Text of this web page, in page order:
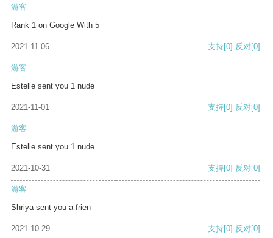
游客
Rank 1 on Google With 5
2021-11-06 支持[0] 反对[0]
游客
Estelle sent you 1 nude
2021-11-01 支持[0] 反对[0]
游客
Estelle sent you 1 nude
2021-10-31 支持[0] 反对[0]
游客
Shriya sent you a frien
2021-10-29 支持[0] 反对[0]